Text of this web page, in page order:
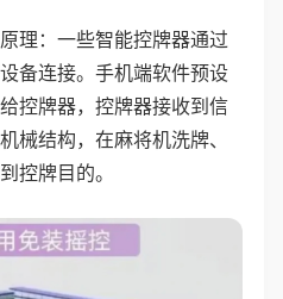
理：一些智能控牌器通过
备连接。手机端软件预设
控牌器，控牌器接收到信
械结构，在麻将机洗牌、
控牌目的。